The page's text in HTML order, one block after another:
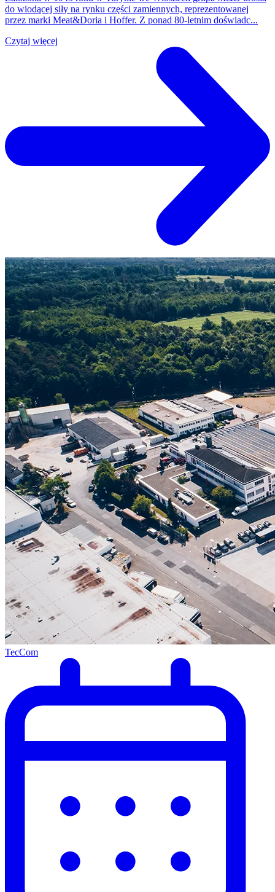
do wiodącej siły na rynku części zamiennych, reprezentowanej
przez marki Meat&Doria i Hoffer. Z ponad 80-letnim doświadc...
Czytaj więcej
TecCom